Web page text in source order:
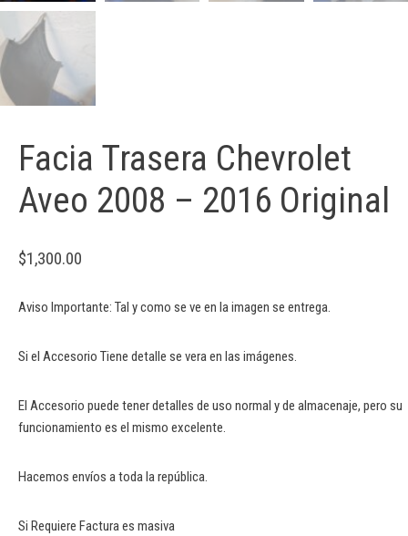
Facia Trasera Chevrolet
Aveo 2008 – 2016 Original
$1,300.00
Aviso Importante: Tal y como se ve en la imagen se entrega.
Si el Accesorio Tiene detalle se vera en las imágenes.
El Accesorio puede tener detalles de uso normal y de almacenaje, pero su
funcionamiento es el mismo excelente.
Hacemos envíos a toda la república.
Si Requiere Factura es masiva